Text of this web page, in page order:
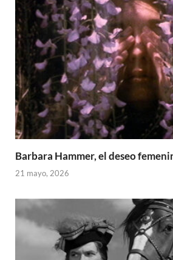
Barbara Hammer, el deseo
21 mayo, 2026